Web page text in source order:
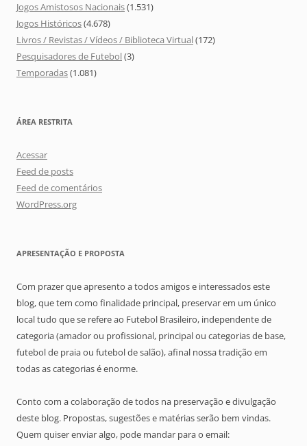
Jogos Amistosos Nacionais(1.531)
Jogos Históricos(4.678)
Livros / Revistas / Vídeos / Biblioteca Virtual(172)
Pesquisadores de Futebol(3)
Temporadas(1.081)
ÁREA RESTRITA
Acessar
Feed de posts
Feed de comentários
WordPress.org
APRESENTAÇÃO E PROPOSTA
Com prazer que apresento a todos amigos e interessados este
blog, que tem como finalidade principal, preservar em um único
local tudo que se refere ao Futebol Brasileiro, independente de
categoria (amador ou profissional, principal ou categorias de base,
futebol de praia ou futebol de salão), afinal nossa tradição em
todas as categorias é enorme.
Conto com a colaboração de todos na preservação e divulgação
deste blog. Propostas, sugestões e matérias serão bem vindas.
Quem quiser enviar algo, pode mandar para o email: